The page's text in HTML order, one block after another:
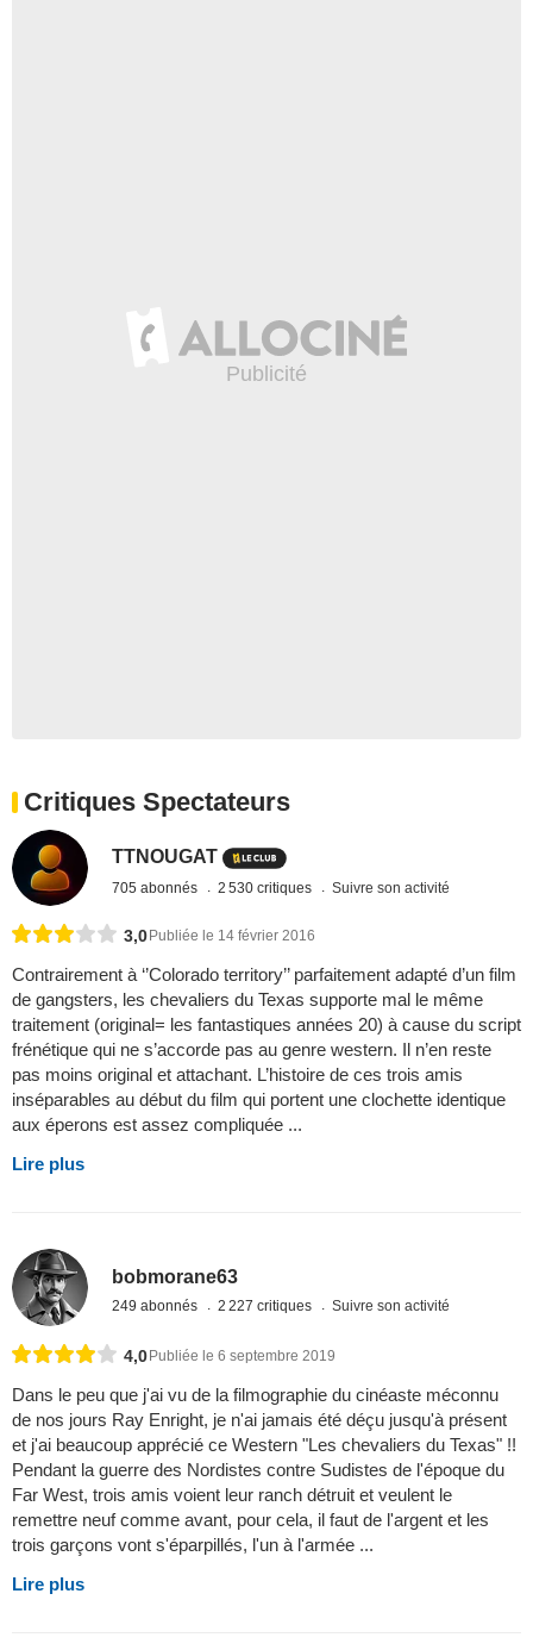
Critiques Spectateurs
TTNOUGAT
705 abonnés 2 530 critiques Suivre son activité
3,0 Publiée le 14 février 2016
Contrairement à ‘’Colorado territory’’ parfaitement adapté d’un film
de gangsters, les chevaliers du Texas supporte mal le même
traitement (original= les fantastiques années 20) à cause du script
frénétique qui ne s’accorde pas au genre western. Il n’en reste
pas moins original et attachant. L’histoire de ces trois amis
inséparables au début du film qui portent une clochette identique
aux éperons est assez compliquée ...
Lire plus
bobmorane63
249 abonnés 2 227 critiques Suivre son activité
4,0Publiée le 6 septembre 2019
Dans le peu que j'ai vu de la filmographie du cinéaste méconnu
de nos jours Ray Enright, je n'ai jamais été déçu jusqu'à présent
et j'ai beaucoup apprécié ce Western "Les chevaliers du Texas" !!
Pendant la guerre des Nordistes contre Sudistes de l'époque du
Far West, trois amis voient leur ranch détruit et veulent le
remettre neuf comme avant, pour cela, il faut de l'argent et les
trois garçons vont s'éparpillés, l'un à l'armée ...
Lire plus